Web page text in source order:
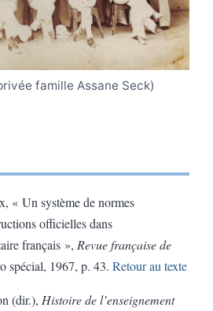
famille Assane Seck)
« Un système de normes
officielles dans
français », Revue française de
spécial, 1967, p. 43. Retour au texte
(dir.), Histoire de l’enseignement